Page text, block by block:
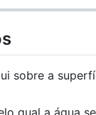
sobre a